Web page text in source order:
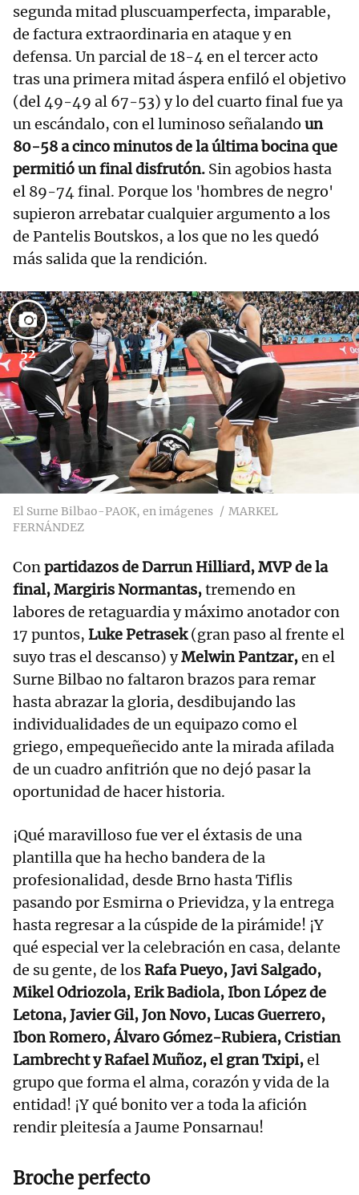
segunda mitad pluscuamperfecta, imparable,
de factura extraordinaria en ataque y en
defensa. Un parcial de 18-4 en el tercer acto
tras una primera mitad áspera enfiló el objetivo
(del 49-49 al 67-53) y lo del cuarto final fue ya
un escándalo, con el luminoso señalando un
80-58 a cinco minutos de la última bocina que
permitió un final disfrutón. Sin agobios hasta
el 89-74 final. Porque los 'hombres de negro'
supieron arrebatar cualquier argumento a los
de Pantelis Boutskos, a los que no les quedó
más salida que la rendición.
52
El Surne Bilbao-PAOK, en imágenes
MARKEL
FERNÁNDEZ
Conpartidazos de Darrun Hilliard, MVP de la
final, Margiris Normantas,tremendo en
labores de retaguardia y máximo anotador con
17 puntos, Luke Petrasek(gran paso al frente el
suyo tras el descanso) yMelwin Pantzar,en el
Surne Bilbao no faltaron brazos para remar
hasta abrazar la gloria, desdibujando las
individualidades de un equipazo como el
griego, empequeñecido ante la mirada afilada
de un cuadro anfitrión que no dejó pasar la
oportunidad de hacer historia.
¡Qué maravilloso fue ver el éxtasis de una
plantilla que ha hecho bandera de la
profesionalidad, desde Brno hasta Tiflis
pasando por Esmirna o Prievidza, y la entrega
hasta regresar a la cúspide de la pirámide! ¡Y
qué especial ver la celebración en casa, delante
de su gente, de losRafa Pueyo, Javi Salgado,
Mikel Odriozola, Erik Badiola, Ibon López de
Letona, Javier Gil, Jon Novo, Lucas Guerrero,
Ibon Romero, Álvaro Gómez-Rubiera, Cristian
Lambrecht y Rafael Muñoz, el gran Txipi,el
grupo que forma el alma, corazón y vida de la
entidad! ¡Y qué bonito ver a toda la afición
rendir pleitesía a Jaume Ponsarnau!
Broche perfecto